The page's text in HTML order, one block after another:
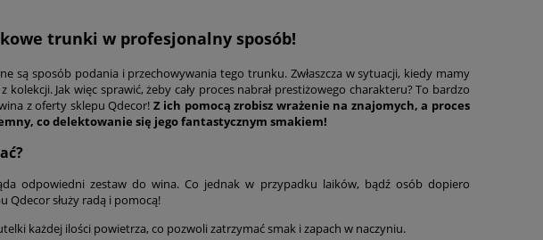
Color 80 muszkatołowy
granatowy 0,75 l
trunki w profesjonalny sposób!
są sposób podania i przechowywania tego trunku. Zwłaszcza w sytuacji, kiedy mamy
Jak więc sprawić, żeby cały proces nabrał prestiżowego charakteru? To bardzo
z oferty sklepu Qdecor! Z ich pomocą zrobisz wrażenie na znajomych, a proces
co delektowanie się jego fantastycznym smakiem!
odpowiedni zestaw do wina. Co jednak w przypadku laików, bądź osób dopiero
Qdecor służy radą i pomocą!
każdej ilości powietrza, co pozwoli zatrzymać smak i zapach w naczyniu.